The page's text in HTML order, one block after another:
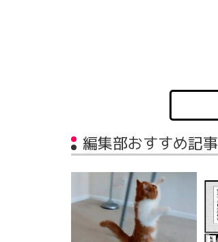
編集部おすすめ記事